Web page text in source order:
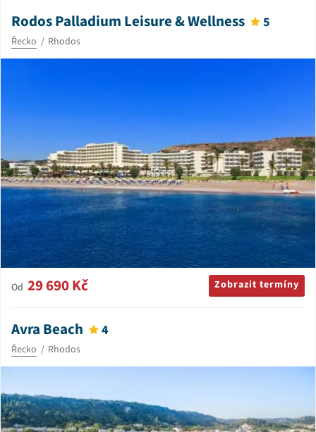
Rodos Palladium Leisure & Wellness 5
Řecko Rhodos
Od 29 690 Kč Zobrazit termíny
Avra Beach 4
Řecko Rhodos